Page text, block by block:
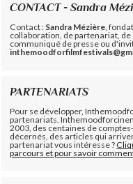
CONTACT - Sandra
Contact : Sandra Mézière ,
collaboration, de partenariat,
communiqué de presse ou
PARTENARIATS
Pour se développer,
partenariats.
2003, des centaines de
décernés, des articles qui
partenariat vous intéresse ?
parcours et pour savoir